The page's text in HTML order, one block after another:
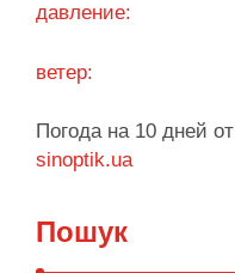
давление:
ветер:
Погода на 10 дней от
sinoptik.ua
Пошук